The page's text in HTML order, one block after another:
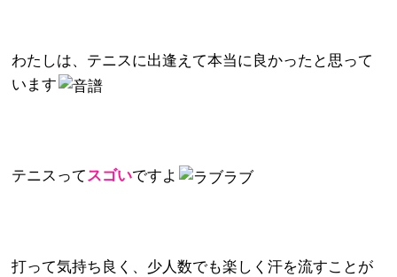
わたしは、テニスに出逢えて本当に良かったと思って
います
テニスってスゴいですよ
打って気持ち良く、少人数でも楽しく汗を流すことが